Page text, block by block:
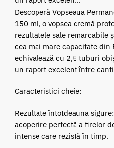
Descoperă Vopseaua
150 ml, o vopsea cremă
rezultatele sale remarcabile
cea mai mare capacitate din
echivalează cu 2,5 tuburi
un raport excelent între
Caracteristici cheie:
Rezultate întotdeauna
acoperire perfectă a firelor
intense care rezistă în timp.